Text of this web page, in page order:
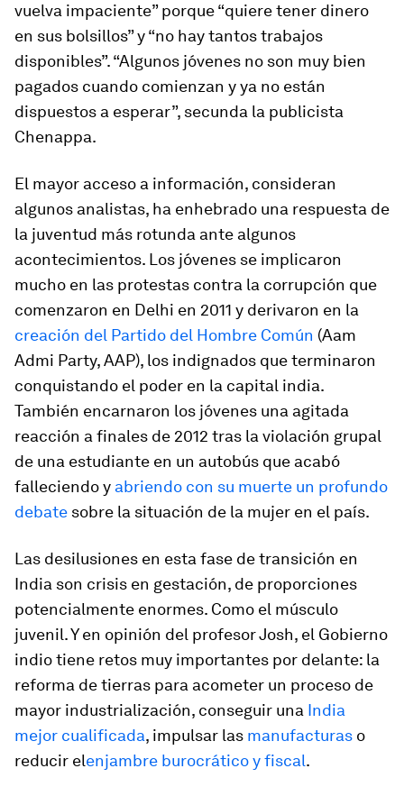
vuelva impaciente” porque “quiere tener dinero
en sus bolsillos” y “no hay tantos trabajos
disponibles”. “Algunos jóvenes no son muy bien
pagados cuando comienzan y ya no están
dispuestos a esperar”, secunda la publicista
Chenappa.
El mayor acceso a información, consideran
algunos analistas, ha enhebrado una respuesta de
la juventud más rotunda ante algunos
acontecimientos. Los jóvenes se implicaron
mucho en las protestas contra la corrupción que
comenzaron en Delhi en 2011 y derivaron en la
creación del Partido del Hombre Común (Aam
Admi Party, AAP), los indignados que terminaron
conquistando el poder en la capital india.
También encarnaron los jóvenes una agitada
reacción a finales de 2012 tras la violación grupal
de una estudiante en un autobús que acabó
falleciendo y abriendo con su muerte un profundo
debate sobre la situación de la mujer en el país.
Las desilusiones en esta fase de transición en
India son crisis en gestación, de proporciones
potencialmente enormes. Como el músculo
juvenil. Y en opinión del profesor Josh, el Gobierno
indio tiene retos muy importantes por delante: la
reforma de tierras para acometer un proceso de
mayor industrialización, conseguir una India
mejor cualificada, impulsar las manufacturas o
reducir elenjambre burocrático y fiscal.